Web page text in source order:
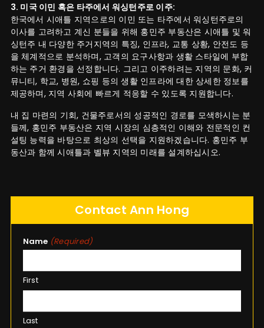
3. 미국 이민 혹은 타주에서 워싱턴주로 이주:
한국에서 시애틀 지역으로의 이민 또는 타주에서 워싱턴주로의
이사를 고려하고 계신 분들을 위해 홍민주 부동산은 시애틀 및 워
싱턴주 내 다양한 주거지역의 특징, 인프라, 교통 상황, 안전도 등
을 체계적으로 분석하며, 고객의 요구사항과 생활 스타일에 부합
하는 주거 환경을 선정합니다. 그리고 이주하려는 지역의 문화, 커
뮤니티, 학교, 병원, 쇼핑 등의 생활 인프라에 대한 상세한 정보를
제공하며, 지역 사회에 빠르게 적응할 수 있도록 지원합니다.
내 집 마련의 기회, 건물주로서의 성공적인 경로를 모색하시는 분
들께, 홍민주 부동산은 지역 시장의 심층적인 이해와 전문적인 컨
설팅 능력을 바탕으로 최상의 선택을 지원하겠습니다. 홍민주 부
동산과 함께 시애틀과 벨뷰 지역의 미래를 설계하십시오.
Contact Ann Hong
Name (Required)
First
Last